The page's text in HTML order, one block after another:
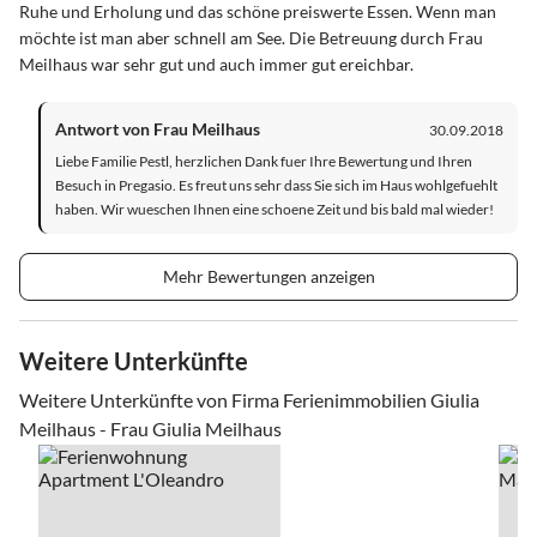
Ruhe und Erholung und das schöne preiswerte Essen. Wenn man
möchte ist man aber schnell am See. Die Betreuung durch Frau
Meilhaus war sehr gut und auch immer gut ereichbar.
Antwort von Frau Meilhaus
30.09.2018
Liebe Familie Pestl, herzlichen Dank fuer Ihre Bewertung und Ihren
Besuch in Pregasio. Es freut uns sehr dass Sie sich im Haus wohlgefuehlt
haben. Wir wueschen Ihnen eine schoene Zeit und bis bald mal wieder!
Mehr Bewertungen anzeigen
Weitere Unterkünfte
Weitere Unterkünfte von Firma Ferienimmobilien Giulia
Meilhaus - Frau Giulia Meilhaus